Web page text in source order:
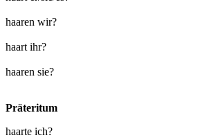
haaren wir?
haart ihr?
haaren sie?
Präteritum
haarte ich?